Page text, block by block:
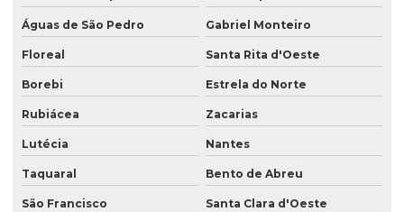
Águas de São Pedro Gabriel Monteiro
Floreal Santa Rita d'Oeste
Borebi Estrela do Norte
Rubiácea Zacarias
Lutécia Nantes
Taquaral Bento de Abreu
São Francisco Santa Clara d'Oeste